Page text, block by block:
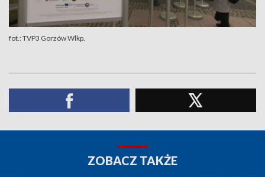
fot.: TVP3 Gorzów Wlkp.
ZOBACZ TAKŻE